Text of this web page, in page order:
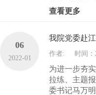
查看更多
06
2022-01
我院党委赴
作者: 时间：
为进一步夯
拉练、主题
委书记马万